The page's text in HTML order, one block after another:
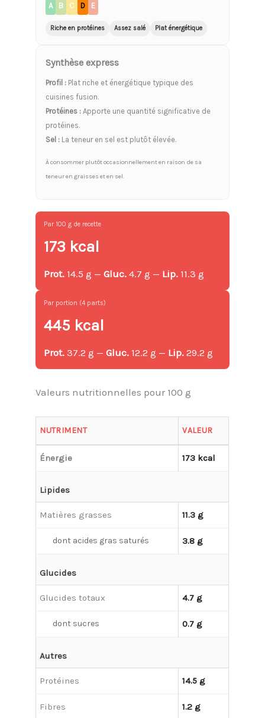
A B C D E
Riche en protéines Assez salé Plat énergétique
Synthèse express
Profil : Plat riche et énergétique typique des
cuisines fusion.
Protéines : Apporte une quantité significative de
protéines.
Sel : La teneur en sel est plutôt élevée.
À consommer plutôt occasionnellement en raison de sa
teneur en graisses et en sel.
Par 100 g de recette
173 kcal
Prot. 14.5 g —Gluc. 4.7 g — Lip. 11.3 g
Par portion (4 parts)
445 kcal
Prot. 37.2 g —Gluc. 12.2 g — Lip. 29.2 g
Valeurs nutritionnelles pour 100 g
NUTRIMENT VALEUR
Énergie 173 kcal
Lipides
Matières grasses 11.3 g
dont acides gras saturés 3.8 g
Glucides
Glucides totaux 4.7 g
dont sucres 0.7 g
Autres
Protéines 14.5 g
Fibres 1.2 g